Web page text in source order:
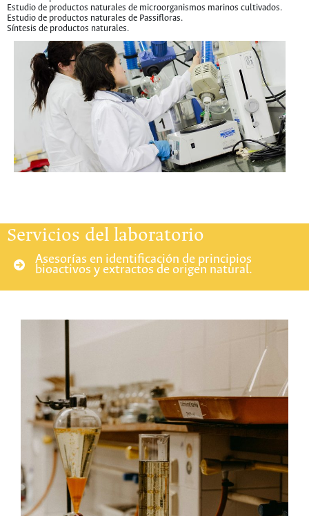
Estudio de productos naturales de microorganismos marinos cultivados.
Estudio de productos naturales de Passifloras.
Síntesis de productos naturales.
Servicios del laboratorio
Asesorías en identificación de principios
bioactivos y extractos de origen natural.